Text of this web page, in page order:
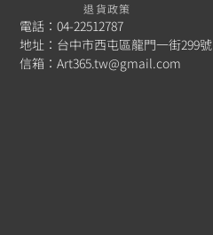
退貨政策
電話：04-22512787
地址：台中市西屯區龍門一街299號
信箱：Art365.tw@gmail.com